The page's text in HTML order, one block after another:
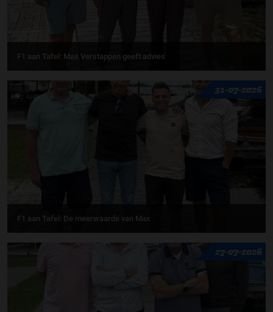
F1 aan Tafel: Max Verstappen geeft advies
31-07-2026
F1 aan Tafel: De meerwaarde van Max
27-07-2026